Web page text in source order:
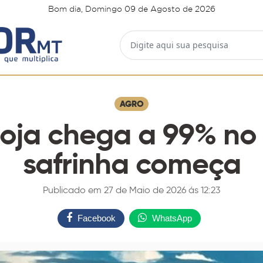
Bom dia, Domingo 09 de Agosto de 2026
AGRO
chega a 99%
safrinha começa
Publicado em 27 de Maio de 2026 ás 12:23
Facebook WhatsApp